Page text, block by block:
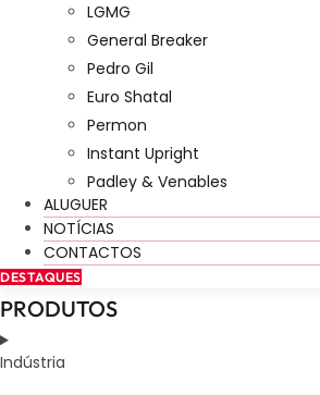
LGMG
General Breaker
Pedro Gil
Euro Shatal
Permon
Instant Upright
Padley & Venables
ALUGUER
NOTÍCIAS
CONTACTOS
DESTAQUES
PRODUTOS
Indústria